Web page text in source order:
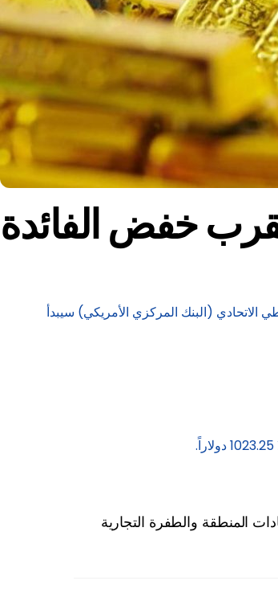
خفض الفائدة
الاتحادي (البنك المركزي الأمريكي) سيبدأ
المنطقة والطفرة التجارية